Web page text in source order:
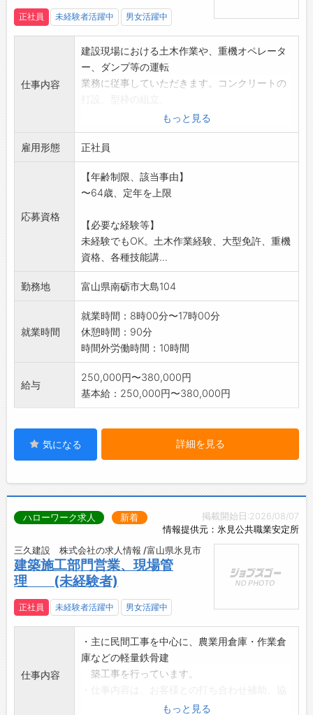
正社員 未経験者活躍中 男女活躍中
仕事内容
建設現場における土木作業や、重機オペレータ
ー、ダンプ等の運転
業務に従事していただきます。コンクリートの
測量作業補助など工事の完成に関わる作業全般
にも携わります。冬
季は地域の除雪作業を行う場合があります。経
験者は大歓迎ですが
、未経験でも意欲があれば大丈夫です。将来的
に施工管理へのステ
【変更範囲:変更なし】
※面接を希望される方は、事前にハローワーク
の「紹介状」の交付
を受けてください。ただし、オンライン自主応
募の方はハローワー
もっと見る
雇用形態 正社員
応募資格
【年齢制限、該当事由】
〜64歳、定年を上限
【必要な経験等】
未経験でもOK。土木作業経験、大型免許、重機
資格、各種技能講...
勤務地 富山県南砺市大島104
就業時間
就業時間：8時00分〜17時00分
休憩時間：90分
時間外労働時間：10時間
給与
250,000円〜380,000円
基本給：250,000円〜380,000円
気になる 詳細を見る
掲載開始日:2026/08/07
情報提供元：氷見公共職業安定所
ハローワーク求人 新着
三久建設 株式会社の求人情報 /富山県氷見市
建築施工部門営業、現場管
理 (未経験者)
正社員 未経験者活躍中 男女活躍中
仕事内容
・主に民間工事を中心に、農業用倉庫・作業倉
庫などの軽量鉄骨建
築工事を行っています。
力業者との連絡、現もっと見る